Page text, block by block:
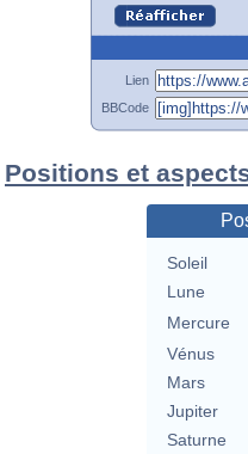
Lien
BBCode
Positions et
Soleil
Lune
Mercure
Vénus
Mars
Jupiter
Saturne